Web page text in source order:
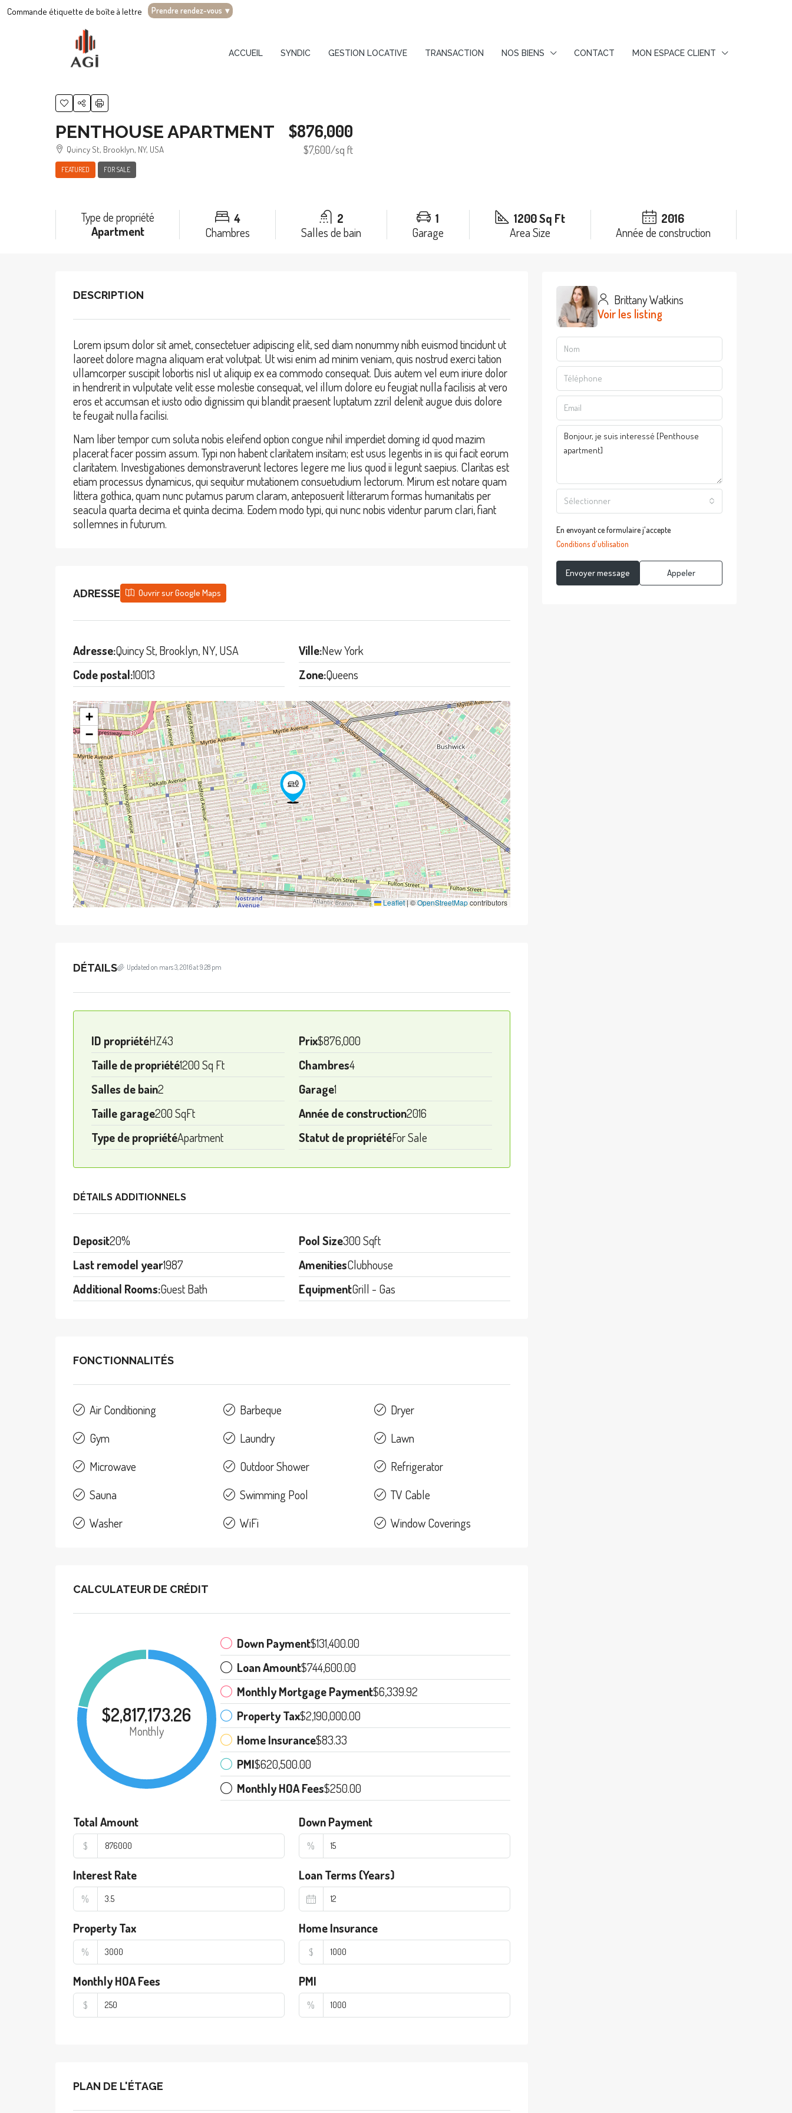
Commande étiquette de boîte à lettre Prendre rendez-vous ▾
ACCUEIL SYNDIC GESTION LOCATIVE TRANSACTION NOS BIENS CONTACT MON ESPACE CLIENT
PENTHOUSE APARTMENT
Quincy St, Brooklyn, NY, USA
FEATURED FOR SALE
$876,000
$7,600/sq ft
Type de propriété
Apartment
4
Chambres
2
Salles de bain
1
Garage
1200 Sq Ft
Area Size
2016
Année de construction
DESCRIPTION
Lorem ipsum dolor sit amet, consectetuer adipiscing elit, sed diam nonummy nibh euismod tincidunt ut
laoreet dolore magna aliquam erat volutpat. Ut wisi enim ad minim veniam, quis nostrud exerci tation
ullamcorper suscipit lobortis nisl ut aliquip ex ea commodo consequat. Duis autem vel eum iriure dolor
in hendrerit in vulputate velit esse molestie consequat, vel illum dolore eu feugiat nulla facilisis at vero
eros et accumsan et iusto odio dignissim qui blandit praesent luptatum zzril delenit augue duis dolore
te feugait nulla facilisi.
Nam liber tempor cum soluta nobis eleifend option congue nihil imperdiet doming id quod mazim
placerat facer possim assum. Typi non habent claritatem insitam; est usus legentis in iis qui facit eorum
claritatem. Investigationes demonstraverunt lectores legere me lius quod ii legunt saepius. Claritas est
etiam processus dynamicus, qui sequitur mutationem consuetudium lectorum. Mirum est notare quam
littera gothica, quam nunc putamus parum claram, anteposuerit litterarum formas humanitatis per
seacula quarta decima et quinta decima. Eodem modo typi, qui nunc nobis videntur parum clari, fiant
sollemnes in futurum.
ADRESSE Ouvrir sur Google Maps
Adresse:Quincy St, Brooklyn, NY, USA Ville:New York
Code postal:10013 Zone:Queens
+
−
Leaflet|©OpenStreetMapcontributors
DÉTAILS Updated on mars 3, 2016 at 9:28 pm
ID propriétéHZ43 Prix$876,000
Taille de propriété1200 Sq Ft Chambres4
Salles de bain2 Garage1
Taille garage200 SqFt Année de construction2016
Type de propriétéApartment Statut de propriétéFor Sale
DÉTAILS ADDITIONNELS
Deposit20% Pool Size300 Sqft
Last remodel year1987 AmenitiesClubhouse
Additional Rooms:Guest Bath EquipmentGrill - Gas
FONCTIONNALITÉS
Air Conditioning Barbeque
Dryer
Gym
Laundry
Lawn
Microwave
Outdoor Shower
Refrigerator
Sauna
Swimming Pool
TV Cable
Washer
WiFi Window Coverings
CALCULATEUR DE CRÉDIT
$2,817,173.26
Monthly
Down Payment$131,400.00
Loan Amount$744,600.00
Monthly Mortgage Payment$6,339.92
Property Tax$2,190,000.00
Home Insurance$83.33
PMI$620,500.00
Monthly HOA Fees$250.00
Total Amount
$
Down Payment
%
Interest Rate
%
Loan Terms (Years)
Property Tax
%
Home Insurance
$
Monthly HOA Fees
$
PMI
%
PLAN DE L'ÉTAGE
Brittany Watkins
Voir les listing
Sélectionner
En envoyant ce formulaire j'accepte
Conditions d'utilisation
Envoyer message Appeler